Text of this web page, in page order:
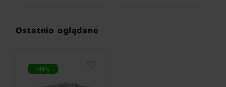
Ostatnio oglądane
-49%